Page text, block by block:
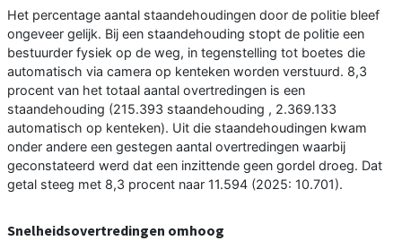
Het percentage aantal staandehoudingen door de politie bleef
ongeveer gelijk. Bij een staandehouding stopt de politie een
bestuurder fysiek op de weg, in tegenstelling tot boetes die
automatisch via camera op kenteken worden verstuurd. 8,3
procent van het totaal aantal overtredingen is een
staandehouding (215.393 staandehouding , 2.369.133
automatisch op kenteken). Uit die staandehoudingen kwam
onder andere een gestegen aantal overtredingen waarbij
geconstateerd werd dat een inzittende geen gordel droeg. Dat
getal steeg met 8,3 procent naar 11.594 (2025: 10.701).
Snelheidsovertredingen omhoog